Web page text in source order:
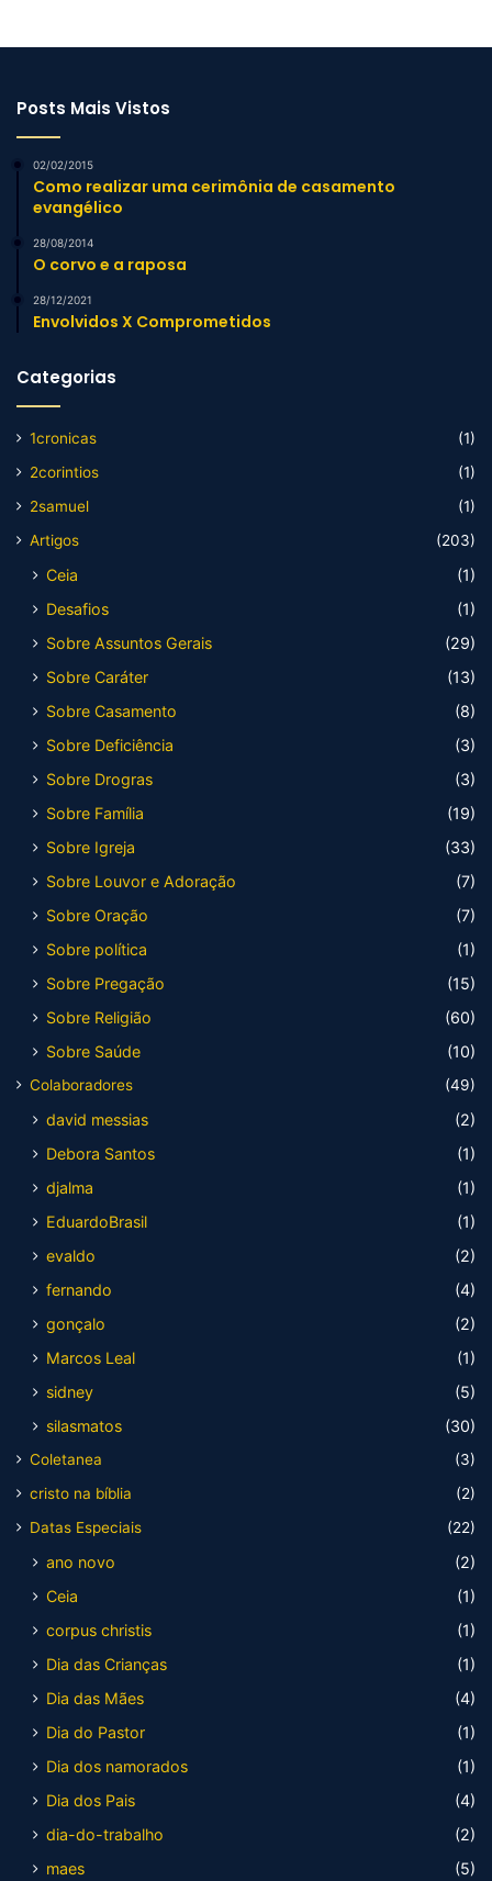
Posts Mais Vistos
02/02/2015
Como realizar uma cerimônia de casamento
evangélico
28/08/2014
O corvo e a raposa
28/12/2021
Envolvidos X Comprometidos
Categorias
1cronicas
(1)
2corintios
(1)
2samuel
(1)
Artigos
(203)
Ceia
(1)
Desafios
(1)
Sobre Assuntos Gerais
(29)
Sobre Caráter
(13)
Sobre Casamento
(8)
Sobre Deficiência
(3)
Sobre Drogras
(3)
Sobre Família
(19)
Sobre Igreja
(33)
Sobre Louvor e Adoração
(7)
Sobre Oração
(7)
Sobre política
(1)
Sobre Pregação
(15)
Sobre Religião
(60)
Sobre Saúde
(10)
Colaboradores (49)
david messias
(2)
Debora Santos
(1)
djalma
(1)
EduardoBrasil
(1)
evaldo
(2)
fernando
(4)
gonçalo
(2)
Marcos Leal
(1)
sidney
(5)
silasmatos
(30)
Coletanea
(3)
cristo na bíblia
(2)
Datas Especiais
(22)
ano novo
(2)
Ceia
(1)
corpus christis
(1)
Dia das Crianças
(1)
Dia das Mães
(4)
Dia do Pastor
(1)
Dia dos namorados
(1)
Dia dos Pais
(4)
dia-do-trabalho
(2)
maes
(5)